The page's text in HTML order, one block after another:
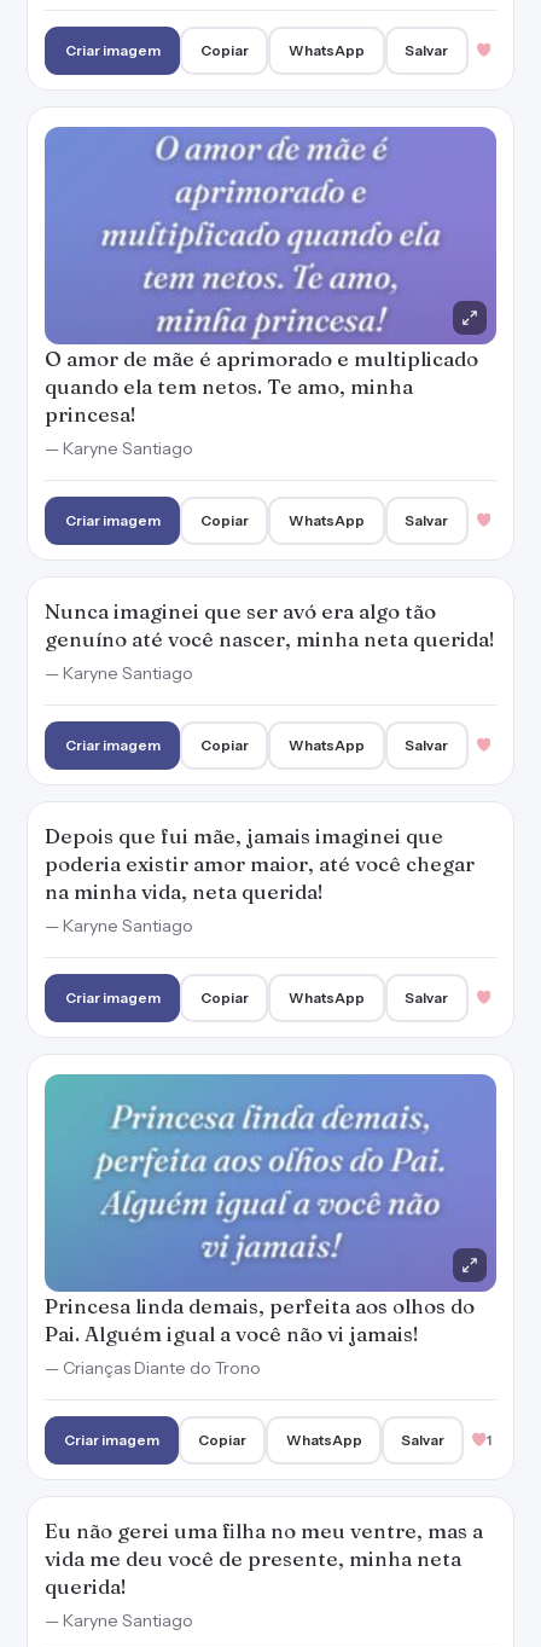
Criar imagem Copiar WhatsApp Salvar
O amor de mãe é aprimorado e multiplicado
quando ela tem netos. Te amo, minha
princesa!
— Karyne Santiago
Criar imagem Copiar WhatsApp Salvar
Nunca imaginei que ser avó era algo tão
genuíno até você nascer, minha neta querida!
— Karyne Santiago
Criar imagem Copiar WhatsApp Salvar
Depois que fui mãe, jamais imaginei que
poderia existir amor maior, até você chegar
na minha vida, neta querida!
— Karyne Santiago
Criar imagem Copiar WhatsApp Salvar
Princesa linda demais, perfeita aos olhos do
Pai. Alguém igual a você não vi jamais!
— Crianças Diante do Trono
Criar imagem Copiar WhatsApp Salvar 1
Eu não gerei uma filha no meu ventre, mas a
vida me deu você de presente, minha neta
querida!
— Karyne Santiago